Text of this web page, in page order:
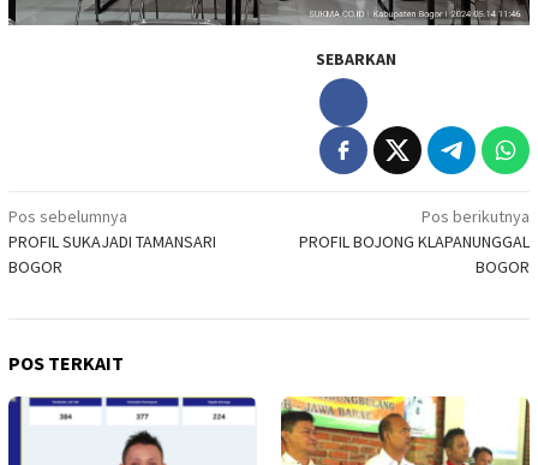
SEBARKAN
Navigasi
pos
Pos sebelumnya
PROFIL SUKAJADI TAMANSARI
BOGOR
Pos berikutnya
PROFIL BOJONG KLAPANUNGGAL
BOGOR
POS TERKAIT